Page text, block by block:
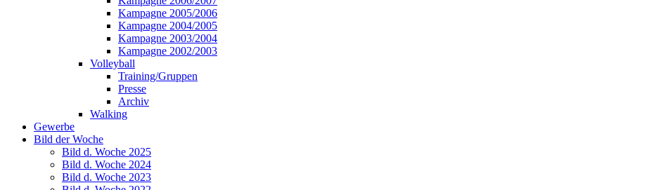
Kampagne 2005/2006
Kampagne 2004/2005
Kampagne 2003/2004
Kampagne 2002/2003
Volleyball
Training/Gruppen
Presse
Archiv
Walking
Gewerbe
Bild der Woche
Bild d. Woche 2025
Bild d. Woche 2024
Bild d. Woche 2023